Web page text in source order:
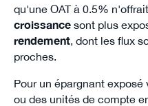
qu'une OAT à 0.5%
croissancesont plus
rendement, dont les flux
proches.
Pour un épargnant exposé
ou des unités de compte